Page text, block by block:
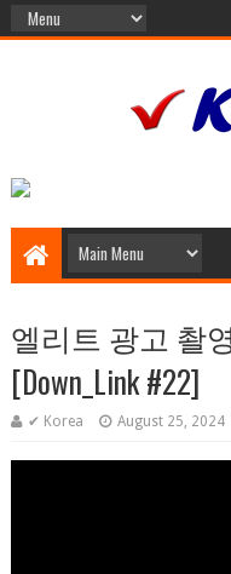
엘리트 광고 촬
[Down_Link #22]
✔ Korea August 25, 2024